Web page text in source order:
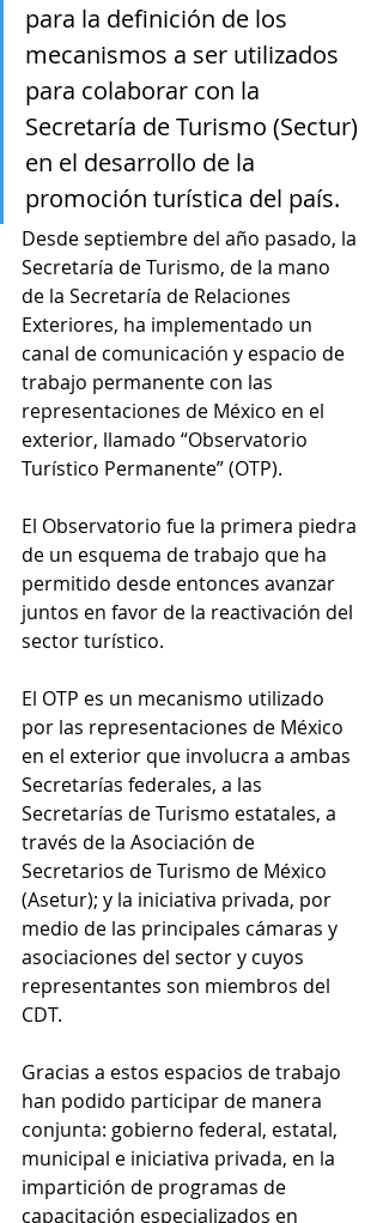
para la definición de los
mecanismos a ser utilizados
para colaborar con la
Secretaría de Turismo (Sectur)
en el desarrollo de la
promoción turística del país.
Desde septiembre del año pasado, la
Secretaría de Turismo, de la mano
de la Secretaría de Relaciones
Exteriores, ha implementado un
canal de comunicación y espacio de
trabajo permanente con las
representaciones de México en el
exterior, llamado “Observatorio
Turístico Permanente” (OTP).
El Observatorio fue la primera piedra
de un esquema de trabajo que ha
permitido desde entonces avanzar
juntos en favor de la reactivación del
sector turístico.
El OTP es un mecanismo utilizado
por las representaciones de México
en el exterior que involucra a ambas
Secretarías federales, a las
Secretarías de Turismo estatales, a
través de la Asociación de
Secretarios de Turismo de México
(Asetur); y la iniciativa privada, por
medio de las principales cámaras y
asociaciones del sector y cuyos
representantes son miembros del
CDT.
Gracias a estos espacios de trabajo
han podido participar de manera
conjunta: gobierno federal, estatal,
municipal e iniciativa privada, en la
impartición de programas de
capacitación especializados en